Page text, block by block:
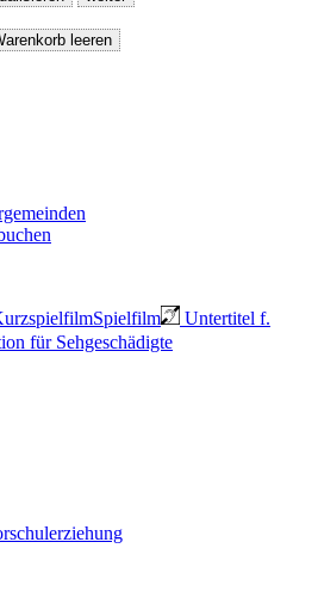
Spielfilm
Untertitel f.
für Sehgeschädigte